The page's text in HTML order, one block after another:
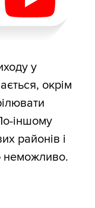
у
окрім
іншому
районів і
неможливо.